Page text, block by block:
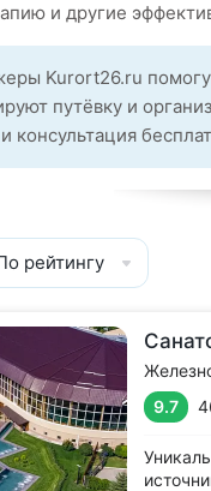
и другие
Kurort26.ru
путёвку и
консультация
рейтингу
9.7